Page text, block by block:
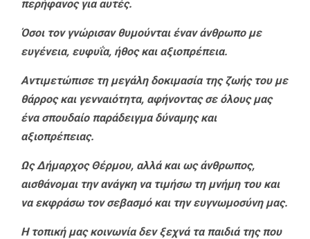
περήφανος για αυτές.
Όσοι τον γνώρισαν θυμούνται έναν άνθρωπο με
ευγένεια, ευφυΐα, ήθος και αξιοπρέπεια.
Αντιμετώπισε τη μεγάλη δοκιμασία της ζωής του με
θάρρος και γενναιότητα, αφήνοντας σε όλους μας
ένα σπουδαίο παράδειγμα δύναμης και
αξιοπρέπειας.
Ως Δήμαρχος Θέρμου, αλλά και ως άνθρωπος,
αισθάνομαι την ανάγκη να τιμήσω τη μνήμη του και
να εκφράσω τον σεβασμό και την ευγνωμοσύνη μας.
Η τοπική μας κοινωνία δεν ξεχνά τα παιδιά της που